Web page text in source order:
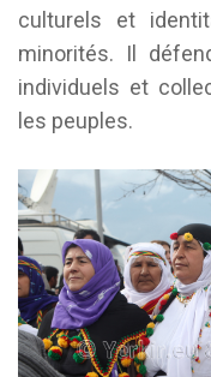
culturels et
minorités. Il
individuels et
les peuples.